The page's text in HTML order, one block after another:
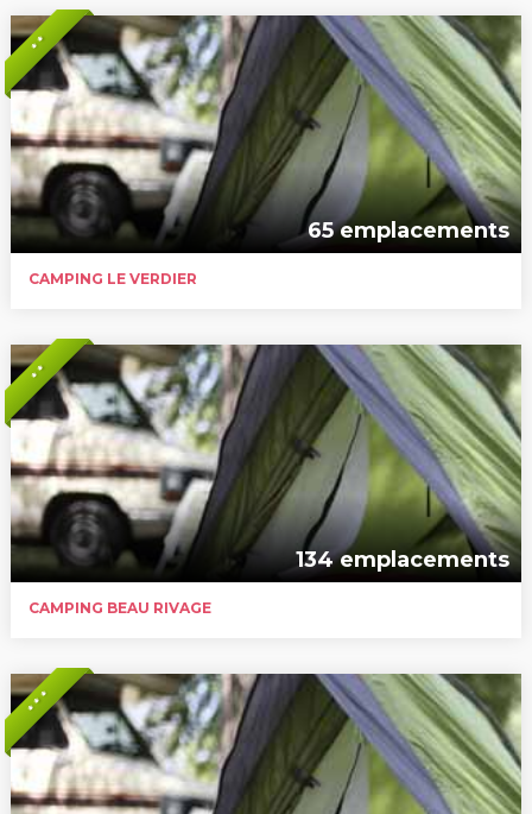
* *
65 emplacements
CAMPING LE VERDIER
* *
134 emplacements
CAMPING BEAU RIVAGE
* * *